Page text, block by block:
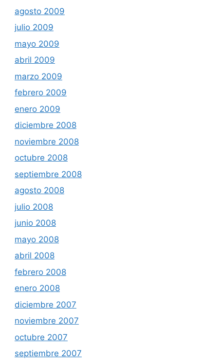
agosto 2009
julio 2009
mayo 2009
abril 2009
marzo 2009
febrero 2009
enero 2009
diciembre 2008
noviembre 2008
octubre 2008
septiembre 2008
agosto 2008
julio 2008
junio 2008
mayo 2008
abril 2008
febrero 2008
enero 2008
diciembre 2007
noviembre 2007
octubre 2007
septiembre 2007